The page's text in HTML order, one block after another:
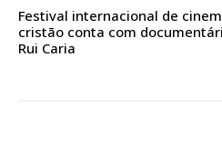
Acesso aos conteúdos
assinantes
Festival internacional de
cristão conta com
Rui Caria